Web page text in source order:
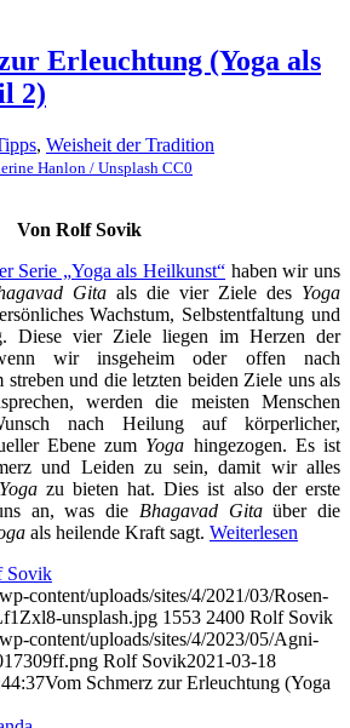
Erleuchtung (Yoga als
2)
, Weisheit der Tradition
Hanlon / Unsplash CC0
Von Rolf Sovik
Serie „Yoga als Heilkunst“ haben wir uns
Gita als die vier Ziele des Yoga
Wachstum, Selbstentfaltung und
Diese vier Ziele liegen im Herzen der
wir insgeheim oder offen nach
streben und die letzten beiden Ziele uns als
werden die meisten Menschen
nach Heilung auf körperlicher,
Ebene zum Yoga hingezogen. Es ist
und Leiden zu sein, damit wir alles
Yogazu bieten hat. Dies ist also der erste
an, was die Bhagavad Gitaüber die
als heilende Kraft sagt. Weiterlesen
Sovik
content/uploads/sites/4/2021/03/Rosen-
unsplash.jpg 1553 2400 Rolf Sovik
content/uploads/sites/4/2023/05/Agni-
Rolf Sovik2021-03-18
Vom Schmerz zur Erleuchtung (Yoga